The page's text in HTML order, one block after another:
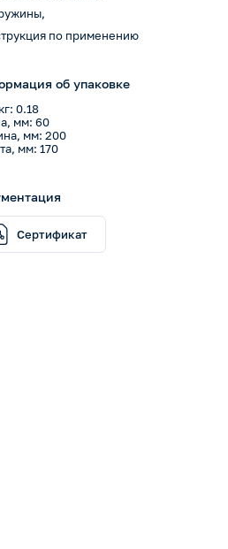
по применению
об упаковке
0.18
мм: 60
мм: 200
мм: 170
Сертификат